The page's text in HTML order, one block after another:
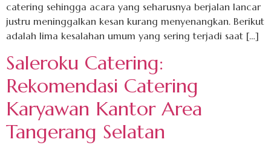
catering sehingga acara yang seharusnya berjalan lancar
justru meninggalkan kesan kurang menyenangkan. Berikut
adalah lima kesalahan umum yang sering terjadi saat […]
Saleroku Catering:
Rekomendasi Catering
Karyawan Kantor Area
Tangerang Selatan